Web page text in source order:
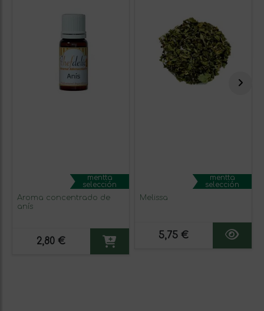
mentta
selección
Aroma concentrado de
anís
2,80 €
mentta
selección
Melissa
5,75 €